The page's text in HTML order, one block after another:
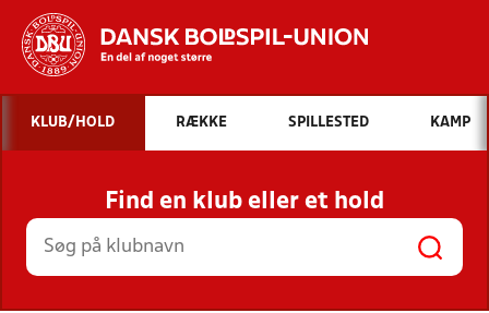
Hvad vil du søge efter?
INDHOLD OG NYHEDER
STILLINGER, RESULTATER, KLUBBER OG
HOLD
KLUB/HOLD RÆKKE SPILLESTED KAMP
Find en klub eller et hold